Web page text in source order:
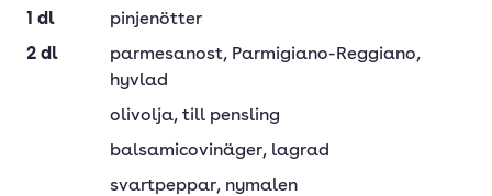
1 dl
pinjenötter
2 dl parmesanost, Parmigiano-Reggiano,
hyvlad
olivolja, till pensling
balsamicovinäger, lagrad
svartpeppar, nymalen